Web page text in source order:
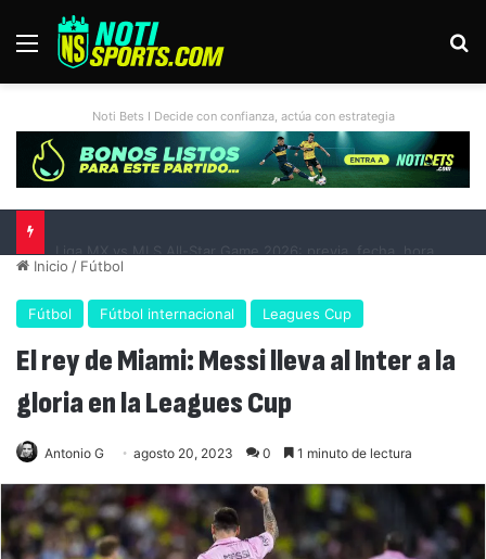
Menú
Noti Bets I Decide con confianza, actúa con estrategia
Inicio / Fútbol
Fútbol Fútbol internacional Leagues Cup
El rey de Miami: Messi lleva al Inter a la
gloria en la Leagues Cup
Antonio G agosto 20, 2023 0 1 minuto de lectura